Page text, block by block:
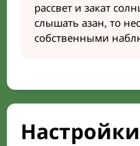
рассвет и закат
слышать азан, то
собственными
Настройки